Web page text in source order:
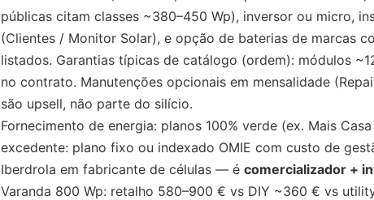
públicas citam classes ~380–450 Wp), inversor ou micro,
(Clientes / Monitor Solar), e opção de baterias de marcas
listados. Garantias típicas de catálogo (ordem): módulos
no contrato. Manutenções opcionais em mensalidade
são upsell, não parte do silício.
Fornecimento de energia: planos 100% verde (ex. Mais
excedente: plano fixo ou indexado OMIE com custo de
Iberdrola em fabricante de células — é comercializador +
Varanda 800 Wp: retalho 580–900 € vs DIY ~360 € vs